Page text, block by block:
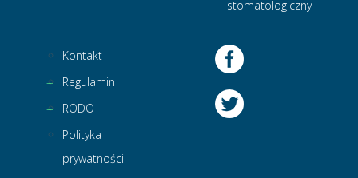
stomatologiczny
Kontakt
Regulamin
RODO
Polityka
prywatności